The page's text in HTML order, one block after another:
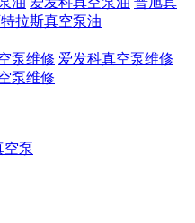
拉斯真空泵油
泵维修 爱发科真空泵维修
泵维修
空泵